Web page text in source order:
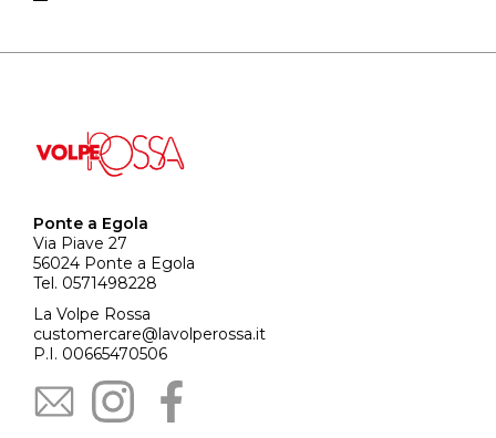
Ponte a Egola
Via Piave 27
56024 Ponte a Egola
Tel. 0571498228
La Volpe Rossa
customercare@lavolperossa.it
P.I. 00665470506